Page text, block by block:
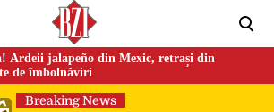
Ardeii jalapeño din Mexic, retrași din
de îmbolnăviri
Breaking News